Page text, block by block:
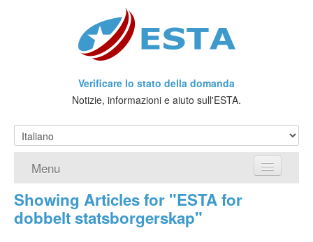
Verificare lo stato della domanda
Notizie, informazioni e aiuto sull'ESTA.
Menu
Home
Showing Articles for "ESTA for
dobbelt statsborgerskap"